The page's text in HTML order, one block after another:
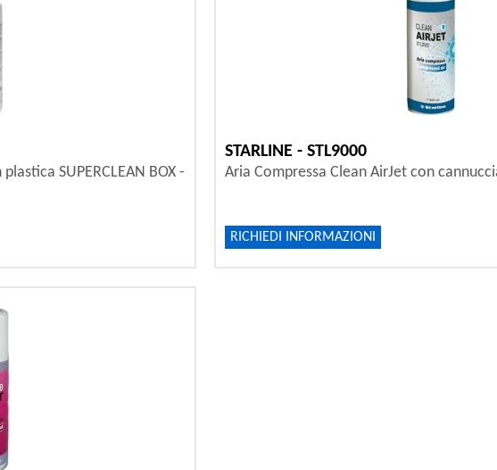
SUPERCLEAN BOX -
STARLINE - STL9000
Aria Compressa Clean AirJet con
RICHIEDI INFORMAZIONI